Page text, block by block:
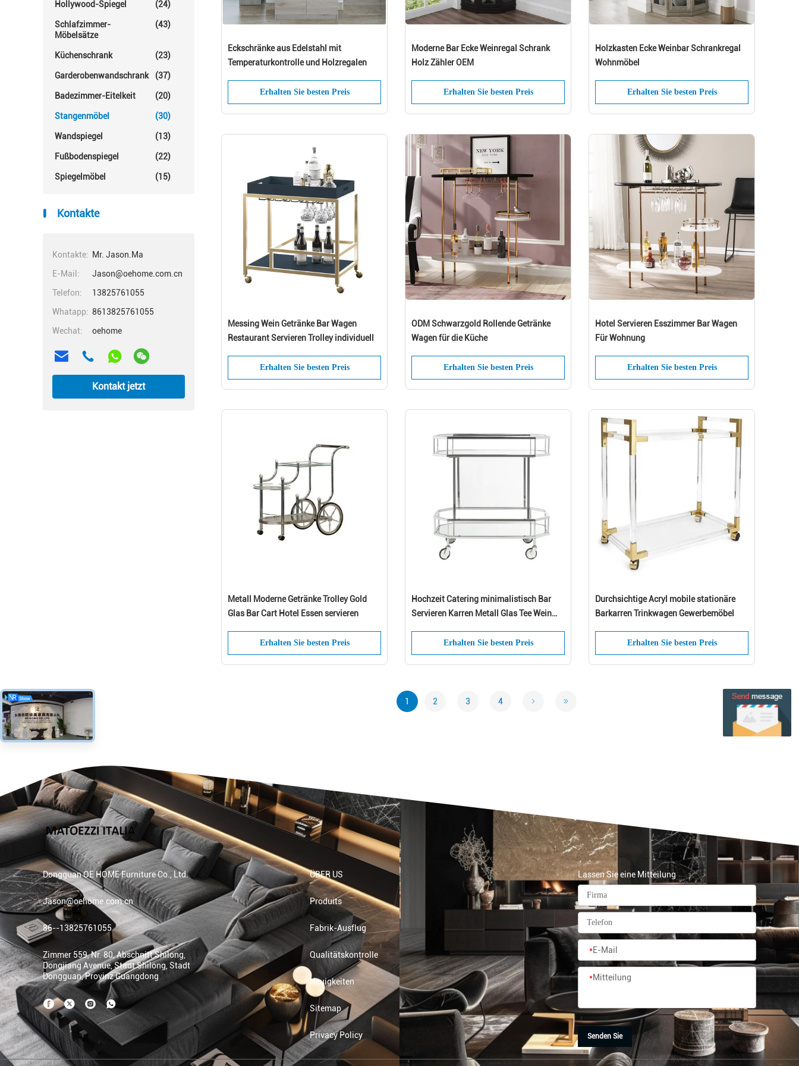
Hollywood-Spiegel (24)
Schlafzimmer-
Möbelsätze
(43)
Küchenschrank (23)
Garderobenwandschrank (37)
Badezimmer-Eitelkeit (20)
Stangenmöbel (30)
Wandspiegel (13)
Fußbodenspiegel (22)
Spiegelmöbel (15)
Kontakte
Kontakte: Mr. Jason.Ma
E-Mail:
Jason@oehome.com.cn
Telefon:
13825761055
Whatapp: 8613825761055
Wechat:
oehome
Kontakt jetzt
Eckschränke aus Edelstahl mit
Temperaturkontrolle und Holzregalen
Erhalten Sie besten Preis
Moderne Bar Ecke Weinregal Schrank
Holz Zähler OEM
Erhalten Sie besten Preis
Holzkasten Ecke Weinbar Schrankregal
Wohnmöbel
Erhalten Sie besten Preis
Messing Wein Getränke Bar Wagen
Restaurant Servieren Trolley individuell
Erhalten Sie besten Preis
ODM Schwarzgold Rollende Getränke
Wagen für die Küche
Erhalten Sie besten Preis
Hotel Servieren Esszimmer Bar Wagen
Für Wohnung
Erhalten Sie besten Preis
Metall Moderne Getränke Trolley Gold
Glas Bar Cart Hotel Essen servieren
Erhalten Sie besten Preis
Hochzeit Catering minimalistisch Bar
Servieren Karren Metall Glas Tee Wein
Erhalten Sie besten Preis
Durchsichtige Acryl mobile stationäre
Barkarren Trinkwagen Gewerbemöbel
Erhalten Sie besten Preis
1 2 3 4
Dongguan OE HOME Furniture Co., Ltd.
Jason@oehome.com.cn
86--13825761055
Zimmer 559, Nr. 80, Abschnitt Shilong,
Dongjiang Avenue, Stadt Shilong, Stadt
Dongguan, Provinz Guangdong
ÜBER US
Produits
Fabrik-Ausflug
Qualitätskontrolle
Neuigkeiten
Sitemap
Privacy Policy
Lassen Sie eine Mitteilung
*E-Mail
*Mitteilung
Senden Sie